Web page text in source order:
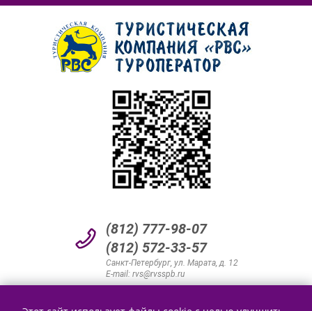
(812) 777-98-07
(812) 572-33-57
Санкт-Петербург, ул. Марата, д. 12
E-mail: rvs@rvsspb.ru